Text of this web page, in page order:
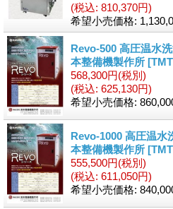
(税込: 810,370円)
希望小売価格:
Revo-500 高圧温水
本整備機製作所
568,300円(税別)
(税込: 625,130円)
希望小売価格:
Revo-1000 高圧温
本整備機製作所
555,500円(税別)
(税込: 611,050円)
希望小売価格: